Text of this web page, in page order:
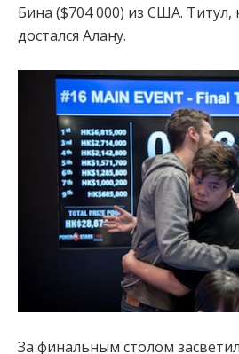
Бина ($704 000) из США. Титул,
достался Алану.
За финальным столом